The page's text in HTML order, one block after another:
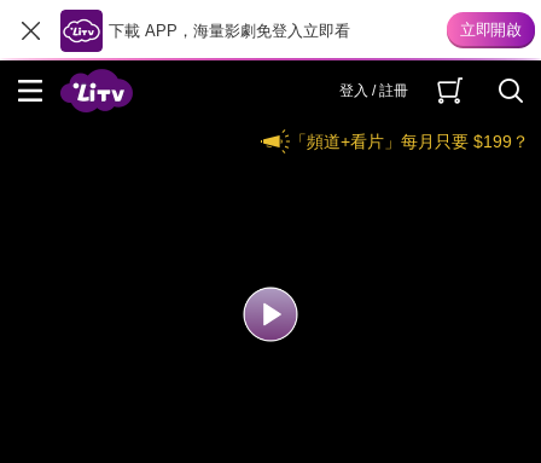
下載 APP，海量影劇免登入立即看
登入 / 註冊
「頻道+看片」每月只要 $199？